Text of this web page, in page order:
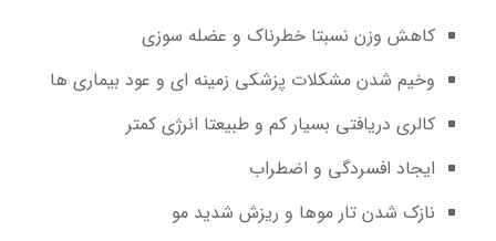
کاهش وزن نسبتا خطرناک و عضله سوزی
وخیم شدن مشکلات پزشکی زمینه ای و عود بیماری ها
کالری دریافتی بسیار کم و طبیعتا انرژی کمتر
ایجاد افسردگی و اضطراب
نازک شدن تار موها و ریزش شدید مو